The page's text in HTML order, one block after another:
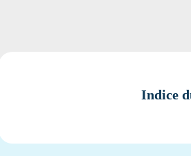
Indice